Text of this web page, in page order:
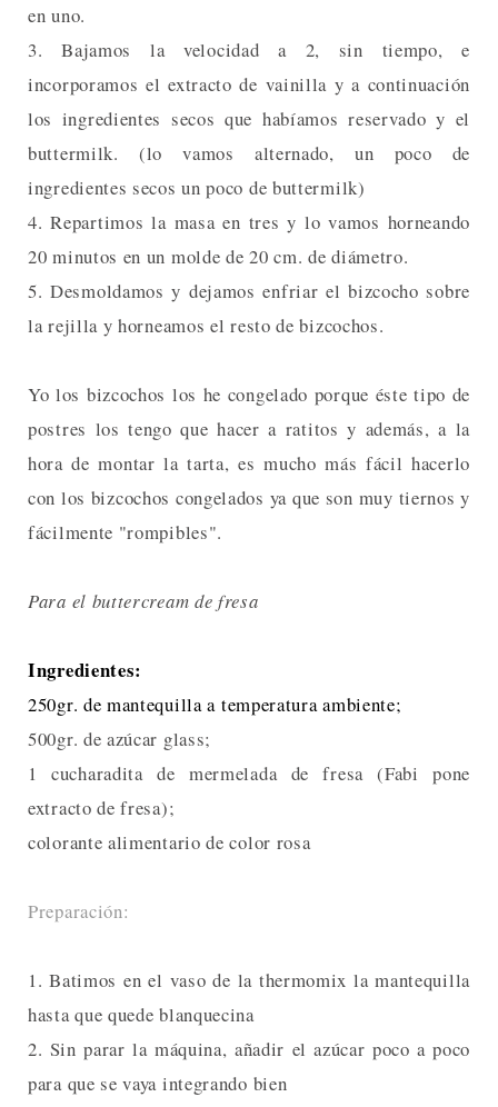
en uno.
3. Bajamos la velocidad a 2, sin tiempo, e
incorporamos el extracto de vainilla y a continuación
los ingredientes secos que habíamos reservado y el
buttermilk. (lo vamos alternado, un poco de
ingredientes secos un poco de buttermilk)
4. Repartimos la masa en tres y lo vamos horneando
20 minutos en un molde de 20 cm. de diámetro.
5. Desmoldamos y dejamos enfriar el bizcocho sobre
la rejilla y horneamos el resto de bizcochos.
Yo los bizcochos los he congelado porque éste tipo de
postres los tengo que hacer a ratitos y además, a la
hora de montar la tarta, es mucho más fácil hacerlo
con los bizcochos congelados ya que son muy tiernos y
fácilmente "rompibles".
Para el buttercream de fresa
Ingredientes:
250gr. de mantequilla a temperatura ambiente;
500gr. de azúcar glass;
1 cucharadita de mermelada de fresa (Fabi pone
extracto de fresa);
colorante alimentario de color rosa
Preparación:
1. Batimos en el vaso de la thermomix la mantequilla
hasta que quede blanquecina
2. Sin parar la máquina, añadir el azúcar poco a poco
para que se vaya integrando bien